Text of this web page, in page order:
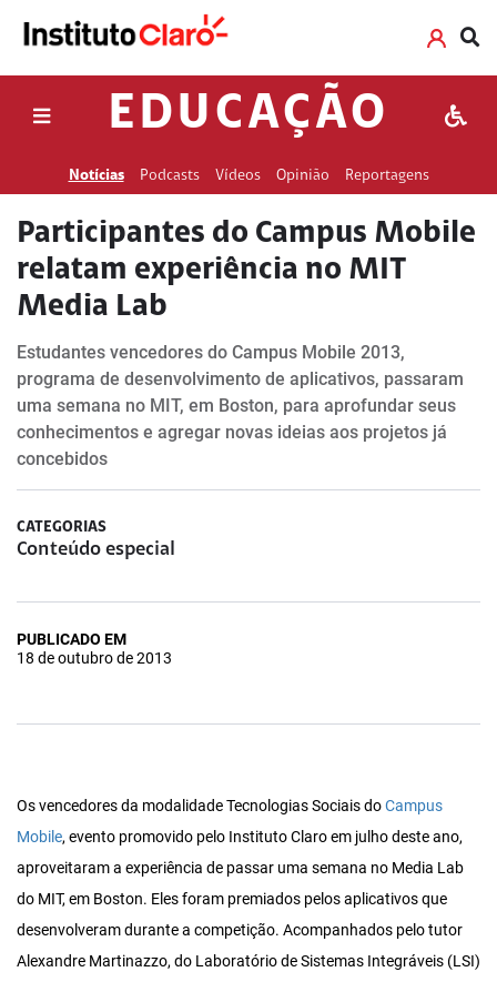
EDUCAÇÃO
Notícias Podcasts Vídeos Opinião Reportagens
Participantes do Campus Mobile
relatam experiência no MIT
Media Lab
Estudantes vencedores do Campus Mobile 2013,
programa de desenvolvimento de aplicativos, passaram
uma semana no MIT, em Boston, para aprofundar seus
conhecimentos e agregar novas ideias aos projetos já
concebidos
CATEGORIAS
Conteúdo especial
PUBLICADO EM
18 de outubro de 2013
Os vencedores da modalidade Tecnologias Sociais doCampus
Mobile, evento promovido pelo Instituto Claro em julho deste ano,
aproveitaram a experiência de passar uma semana no Media Lab
do MIT, em Boston. Eles foram premiados pelos aplicativos que
desenvolveram durante a competição. Acompanhados pelo tutor
Alexandre Martinazzo, do Laboratório de Sistemas Integráveis (LSI)